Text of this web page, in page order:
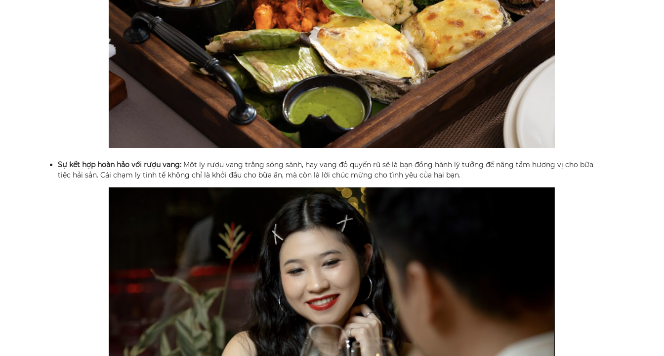
Sự kết hợp hoàn hảo với rượu vang: Một ly rượu vang trắng sóng sánh, hay vang đỏ quyến rũ sẽ là bạn đồng hành lý tưởng để nâng tầm hương vị cho bữa
tiệc hải sản. Cái chạm ly tinh tế không chỉ là khởi đầu cho bữa ăn, mà còn là lời chúc mừng cho tình yêu của hai bạn.